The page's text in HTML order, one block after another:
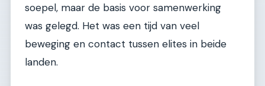
soepel, maar de basis voor samenwerking
was gelegd. Het was een tijd van veel
beweging en contact tussen elites in beide
landen.